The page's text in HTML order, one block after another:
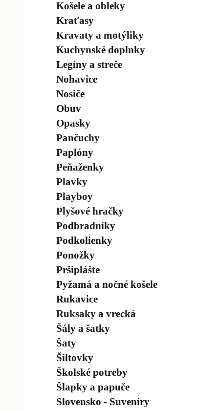
Košele a obleky
Kraťasy
Kravaty a motýliky
Kuchynské doplnky
Legíny a streče
Nohavice
Nosiče
Obuv
Opasky
Pančuchy
Paplóny
Peňaženky
Plavky
Playboy
Plyšové hračky
Podbradníky
Podkolienky
Ponožky
Pršiplášte
Pyžamá a nočné košele
Rukavice
Ruksaky a vrecká
Šály a šatky
Šaty
Šiltovky
Školské potreby
Šlapky a papuče
Slovensko - Suveníry